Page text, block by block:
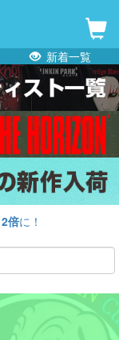
新着一覧
2倍に！